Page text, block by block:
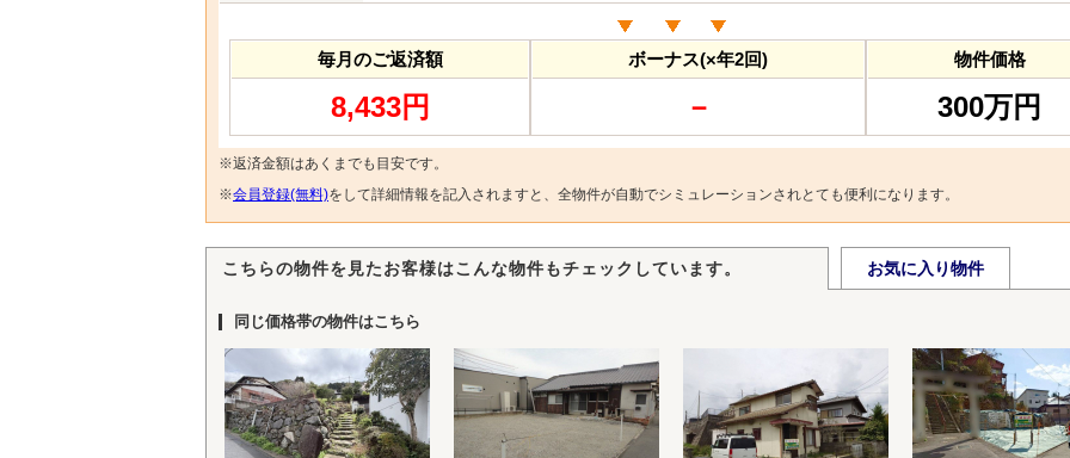
毎月のご返済額
8,433円
ボーナス(×年2回)
－
物件価格
300万円
※返済金額はあくまでも目安です。
※会員登録(無料)をして詳細情報を記入されますと、全物件が自動でシミュレーションされとても便利になります。
こちらの物件を見たお客様はこんな物件もチェックしています。 お気に入り物件
同じ価格帯の物件はこちら